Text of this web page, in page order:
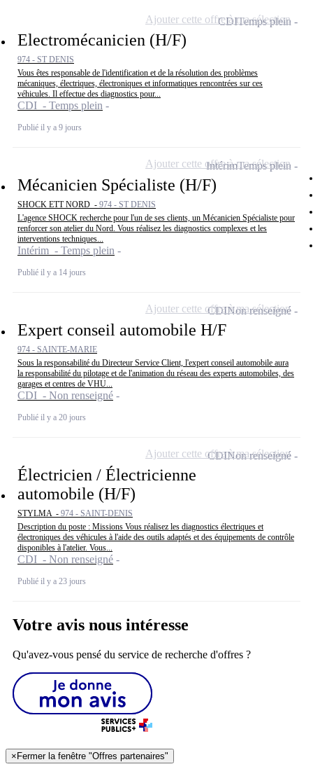
Electromécanicien (H/F)
974 - ST DENIS
Vous êtes responsable de l'identification et de la résolution des problèmes
mécaniques, électriques, électroniques et informatiques rencontrées sur ces
véhicules. Il effectue des diagnostics pour...
CDI - Temps plein
Publié il y a 9 jours
CDITemps plein
Ajouter cette offre à ma sélection
Mécanicien Spécialiste (H/F)
SHOCK ETT NORD - 974 - ST DENIS
L'agence SHOCK recherche pour l'un de ses clients, un Mécanicien Spécialiste pour
renforcer son atelier du Nord. Vous réalisez les diagnostics complexes et les
interventions techniques...
Intérim - Temps plein
Publié il y a 14 jours
IntérimTemps plein
Ajouter cette offre à ma sélection
Expert conseil automobile H/F
974 - SAINTE-MARIE
Sous la responsabilité du Directeur Service Client, l'expert conseil automobile aura
la responsabilité du pilotage et de l'animation du réseau des experts automobiles, des
garages et centres de VHU...
CDI - Non renseigné
Publié il y a 20 jours
CDINon renseigné
Ajouter cette offre à ma sélection
Électricien / Électricienne
automobile (H/F)
STYLMA - 974 - SAINT-DENIS
Description du poste : Missions Vous réalisez les diagnostics électriques et
électroniques des véhicules à l'aide des outils adaptés et des équipements de contrôle
disponibles à l'atelier. Vous...
CDI - Non renseigné
Publié il y a 23 jours
CDINon renseigné
Ajouter cette offre à ma sélection
Votre avis nous intéresse
Qu'avez-vous pensé du service de recherche d'offres ?
× Fermer la fenêtre "Offres partenaires"